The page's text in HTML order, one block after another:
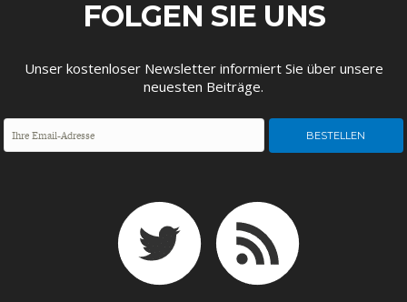
FOLGEN SIE UNS
Unser kostenloser Newsletter informiert Sie über unsere
neuesten Beiträge.